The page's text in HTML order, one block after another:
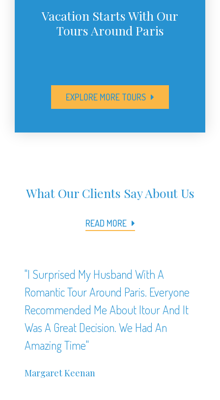
Vacation Starts With Our
Tours Around Paris
EXPLORE MORE TOURS
What Our Clients Say About Us
READ MORE
"I Surprised My Husband With A
Romantic Tour Around Paris. Everyone
Recommended Me About Itour And It
Was A Great Decision. We Had An
Amazing Time"
Margaret Keenan